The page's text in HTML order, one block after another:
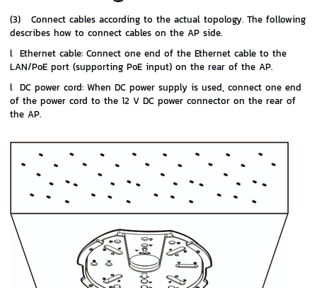
(3)Connect cables according to the actual topology. The following
describes how to connect cables on the AP side.
lEthernet cable: Connect one end of the Ethernet cable to the
LAN/PoE port (supporting PoE input) on the rear of the AP.
lDC power cord: When DC power supply is used, connect one end
of the power cord to the 12 V DC power connector on the rear of
the AP.